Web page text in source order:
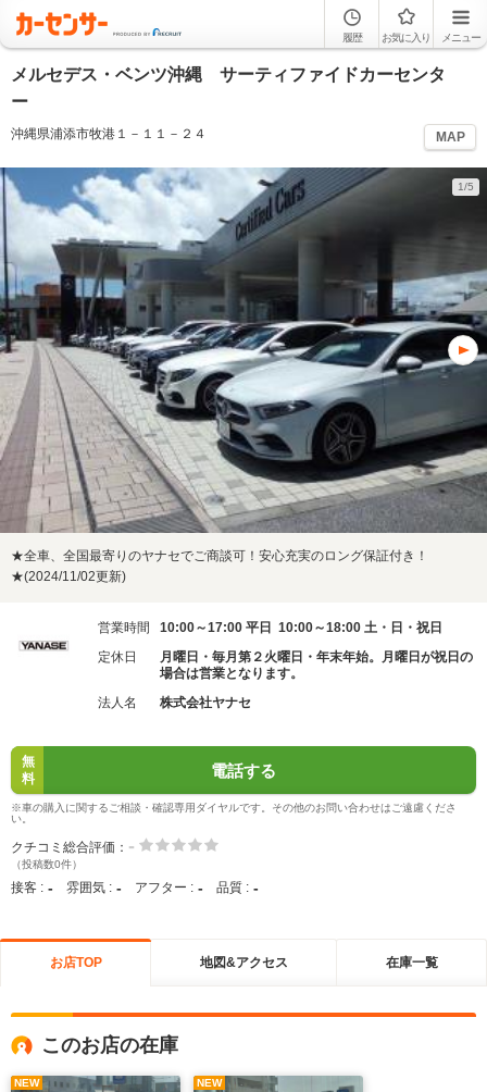
履歴 お気に入り メニュー
メルセデス・ベンツ沖縄 サーティファイドカーセンタ
ー
沖縄県浦添市牧港１－１１－２４ MAP
1/5
★全車、全国最寄りのヤナセでご商談可！安心充実のロング保証付き！
★(2024/11/02更新)
営業時間
10:00～17:00 平日 10:00～18:00 土・日・祝日
定休日
月曜日・毎月第２火曜日・年末年始。月曜日が祝日の
場合は営業となります。
法人名
株式会社ヤナセ
無
料
電話する
※車の購入に関するご相談・確認専用ダイヤルです。その他のお問い合わせはご遠慮くださ
い。
クチコミ総合評価： -
（投稿数0件）
接客 : - 雰囲気 : - アフター : - 品質 : -
お店TOP 地図&アクセス 在庫一覧
このお店の在庫
NEW NEW